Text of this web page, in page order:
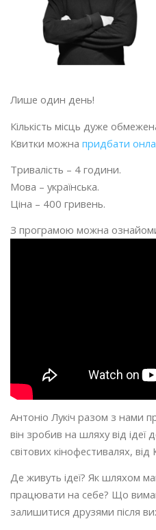
Лише один день!
Кількість місць дуже
Квитки можна придбати
Тривалість – 4 години.
Мова – українська.
Ціна – 400 гривень.
З програмою можна
Антоніо Лукіч разом з нами
він зробив на шляху від ідеї
світових кінофестивалях,
Де живуть ідеї? Як шляхом
працювати на себе? Що
залишитися друзями після